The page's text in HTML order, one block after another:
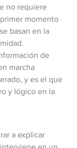
no requiere
momento
basan en la
de
marcha
y es el que
y lógico en la
a explicar